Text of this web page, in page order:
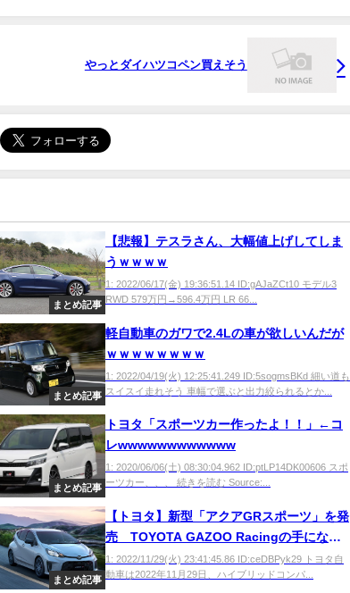
やっとダイハツコペン買えそう
まとめ記事
【悲報】テスラさん、大幅値上げしてしま
うｗｗｗｗ
1: 2022/06/17(金) 19:36:51.14 ID:gAJaZCt10 モデル3
RWD 579万円→596.4万円 LR 66...
まとめ記事
軽自動車のガワで2.4Lの車が欲しいんだが
ｗｗｗｗｗｗｗｗ
1: 2022/04/19(火) 12:25:41.249 ID:5sogmsBKd 細い道も
スイスイ走れそう 車幅で選ぶと出力絞られるとか...
まとめ記事
トヨタ「スポーツカー作ったよ！！」←コ
レwwwwwwwwwwww
1: 2020/06/06(土) 08:30:04.962 ID:ptLP14DK00606 スポ
ーツカー、、、 続きを読む Source:...
まとめ記事
【トヨタ】新型「アクアGRスポーツ」を発
売 TOYOTA GAZOO Racingの手になる
スポーツモデル
1: 2022/11/29(火) 23:41:45.86 ID:ceDBPyk29 トヨタ自
動車は2022年11月29日、ハイブリッドコンパ...